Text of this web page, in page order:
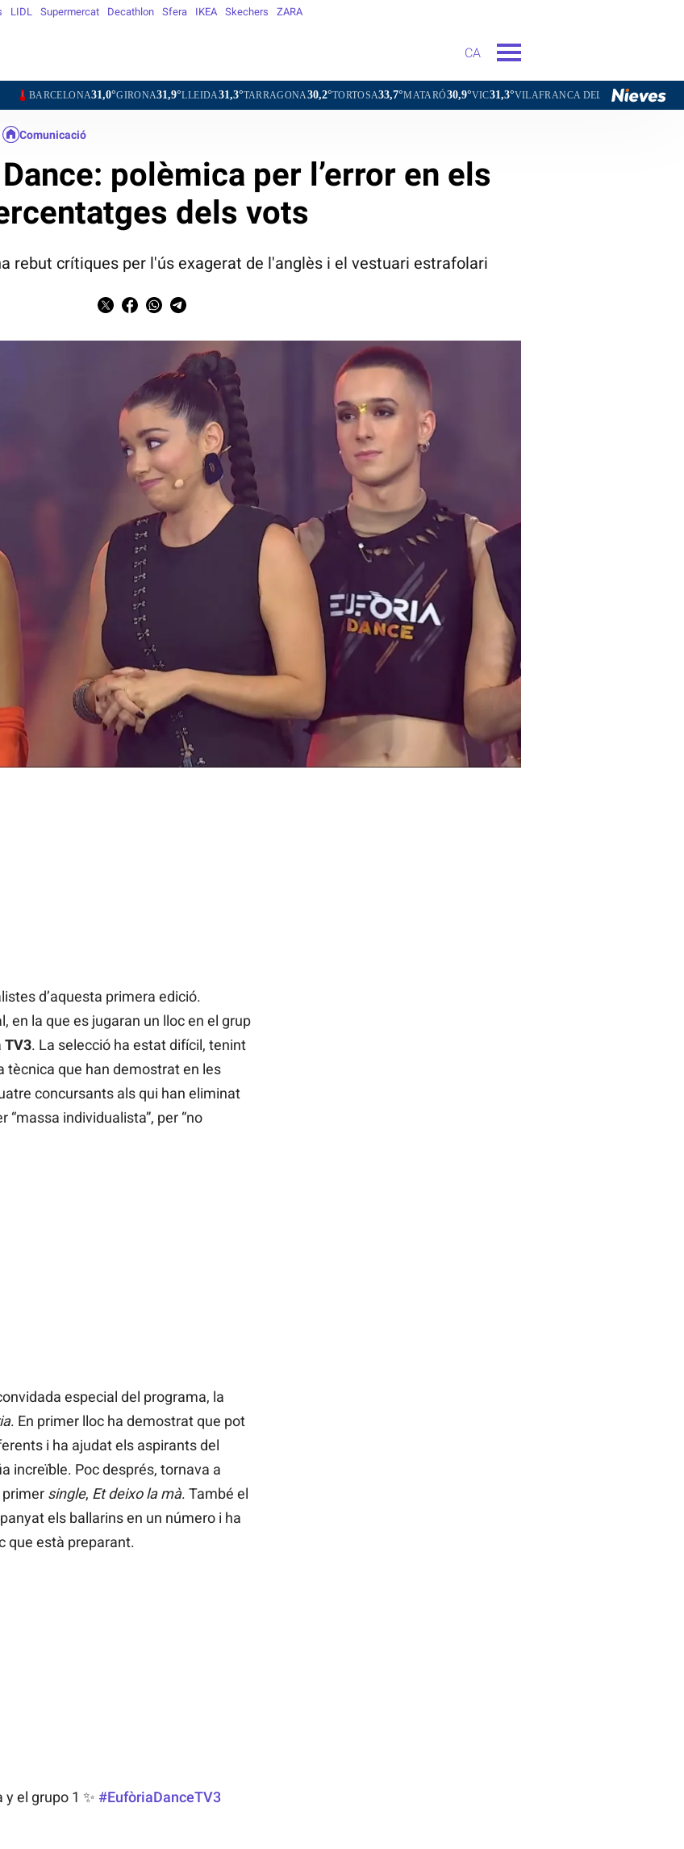
LIDL Supermercat Decathlon Sfera IKEA Skechers ZARA
CA
31,0°GIRONA31,9°LLEIDA31,3°TARRAGONA30,2°TORTOSA33,7°MATARÓ30,9°VIC31,3°VILAFRANCA DEL PENEDÈS 31,4° VILANOVA I LA
Comunicació
polèmica per l’error en els
dels vots
rebut crítiques per l'ús exagerat de l'anglès i el vestuari estrafolari
d’aquesta primera edició.
en la que es jugaran un lloc en el grup
TV3. La selecció ha estat difícil, tenint
tècnica que han demostrat en les
concursants als qui han eliminat
individualista”, per “no
especial del programa, la
. En primer lloc ha demostrat que pot
i ha ajudat els aspirants del
increïble. Poc després, tornava a
primer single, Et deixo la mà. També el
els ballarins en un número i ha
que està preparant.
el grupo 1 ✨ #EufòriaDanceTV3